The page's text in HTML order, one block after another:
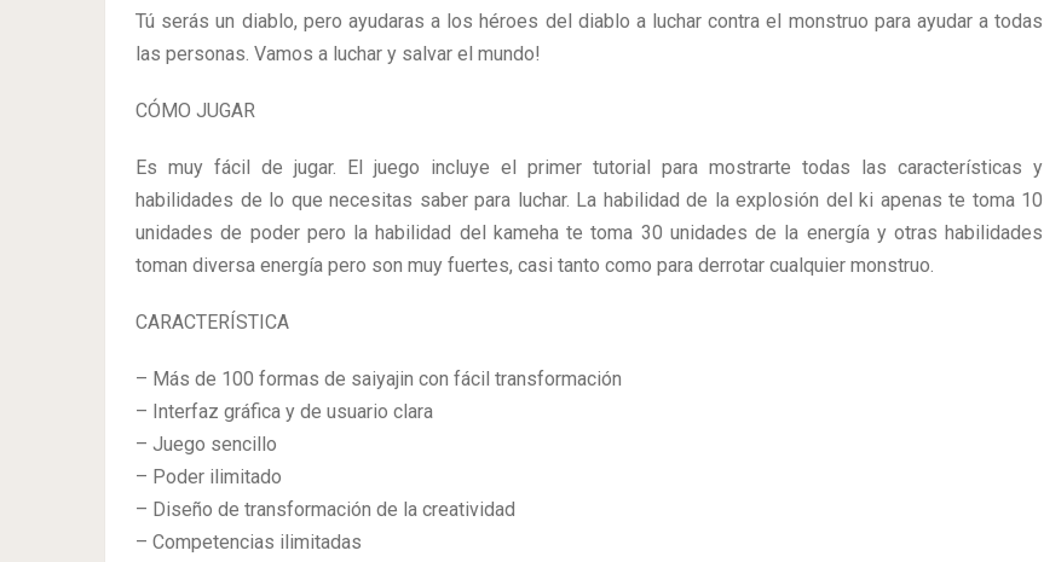
Tú serás un diablo, pero ayudaras a los héroes del diablo a luchar contra el monstruo para ayudar a todas
las personas. Vamos a luchar y salvar el mundo!
CÓMO JUGAR
Es muy fácil de jugar. El juego incluye el primer tutorial para mostrarte todas las características y
habilidades de lo que necesitas saber para luchar. La habilidad de la explosión del ki apenas te toma 10
unidades de poder pero la habilidad del kameha te toma 30 unidades de la energía y otras habilidades
toman diversa energía pero son muy fuertes, casi tanto como para derrotar cualquier monstruo.
CARACTERÍSTICA
– Más de 100 formas de saiyajin con fácil transformación
– Interfaz gráfica y de usuario clara
– Juego sencillo
– Poder ilimitado
– Diseño de transformación de la creatividad
– Competencias ilimitadas